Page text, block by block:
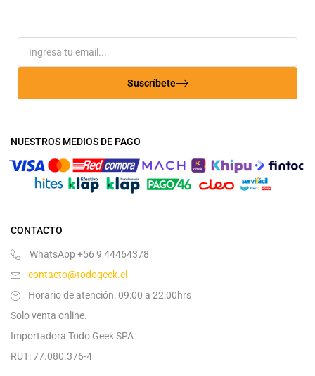
Suscríbete
NUESTROS MEDIOS DE PAGO
CONTACTO
WhatsApp +56 9 44464378
contacto@todogeek.cl
Horario de atención: 09:00 a 22:00hrs
Solo venta online.
Importadora Todo Geek SPA
RUT: 77.080.376-4